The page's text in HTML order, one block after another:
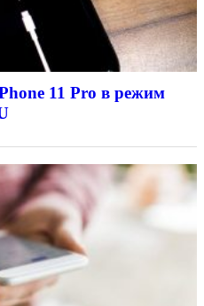
11 Pro в режим